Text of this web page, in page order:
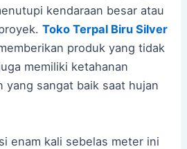
kendaraan besar atau
Toko Terpal Biru Silver
produk yang tidak
memiliki ketahanan
yang sangat baik saat hujan
enam kali sebelas meter ini